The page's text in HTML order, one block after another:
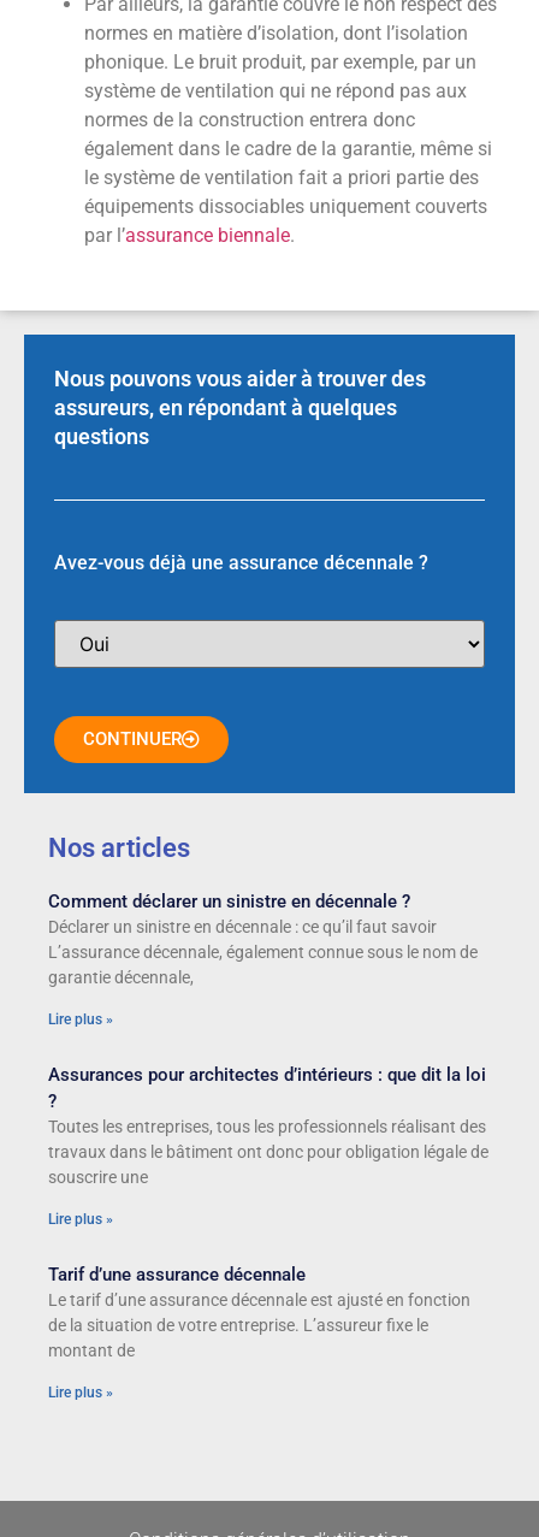
Par ailleurs, la garantie couvre le non respect des
normes en matière d’isolation, dont l’isolation
phonique. Le bruit produit, par exemple, par un
système de ventilation qui ne répond pas aux
normes de la construction entrera donc
également dans le cadre de la garantie, même si
le système de ventilation fait a priori partie des
équipements dissociables uniquement couverts
par l’assurance biennale.
Nous pouvons vous aider à trouver des
assureurs, en répondant à quelques
questions
Avez-vous déjà une assurance décennale ?
CONTINUER
Nos articles
Comment déclarer un sinistre en décennale ?
Déclarer un sinistre en décennale : ce qu’il faut savoir
L’assurance décennale, également connue sous le nom de
garantie décennale,
Lire plus »
Assurances pour architectes d’intérieurs : que dit la loi
?
Toutes les entreprises, tous les professionnels réalisant des
travaux dans le bâtiment ont donc pour obligation légale de
souscrire une
Lire plus »
Tarif d’une assurance décennale
Le tarif d’une assurance décennale est ajusté en fonction
de la situation de votre entreprise. L’assureur fixe le
montant de
Lire plus »